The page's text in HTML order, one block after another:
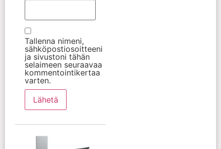
Tallenna nimeni,
sähköpostiosoitteeni
ja sivustoni tähän
selaimeen seuraavaa
kommentointikertaa
varten.